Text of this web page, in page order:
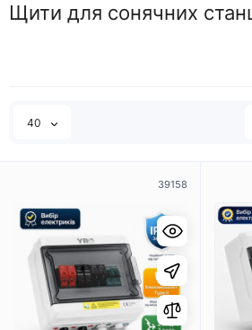
Щити для сонячних
40
39158